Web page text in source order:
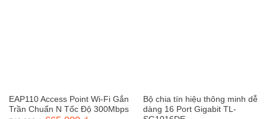
EAP110 Access Point Wi-Fi Gắn
Trần Chuẩn N Tốc Độ 300Mbps
Bộ chia tín hiệu thông minh dễ
dàng 16 Port Gigabit TL-